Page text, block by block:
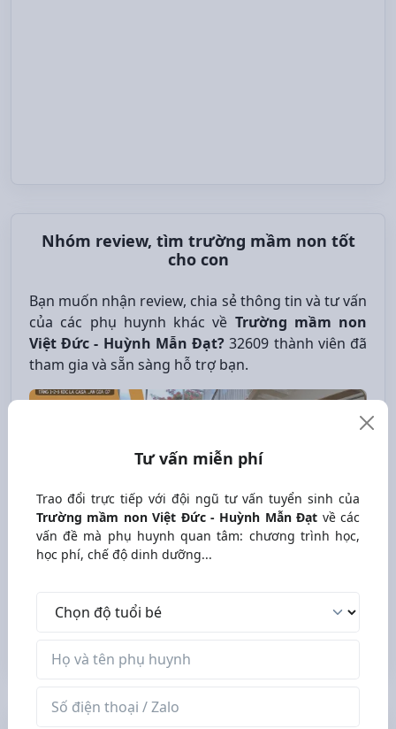
Nhóm review, tìm trường mầm non tốt
cho con
Bạn muốn nhận review, chia sẻ thông tin và tư vấn
của các phụ huynh khác về Trường mầm non
Việt Đức - Huỳnh Mẫn Đạt? 32609 thành viên đã
tham gia và sẵn sàng hỗ trợ bạn.
Review các trường mầm non, mẫu
giáo, nhà trẻ ở Hồ Chí Minh
Tư vấn miễn phí
Trao đổi trực tiếp với đội ngũ tư vấn tuyển sinh của
Trường mầm non Việt Đức - Huỳnh Mẫn Đạt về các
vấn đề mà phụ huynh quan tâm: chương trình học,
học phí, chế độ dinh dưỡng...